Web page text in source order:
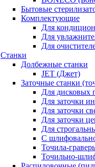
Бытовые
Комплектующие
Для
Для
Для
Станки
Долбежные станки
JET (Джет)
Заточные станки
Для дисковых
Для заточки
Для заточки
Для заточки
Для
С
Точила-
Точильно-